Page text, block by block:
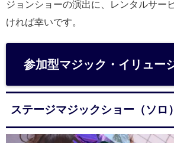
ジョンショーの演出に、レンタルサー
ければ幸いです。
参加型マジック・イリュー
ステージマジックショー（ソロ）